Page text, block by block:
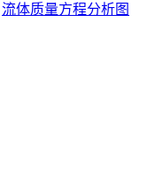
流体质量方程分析图